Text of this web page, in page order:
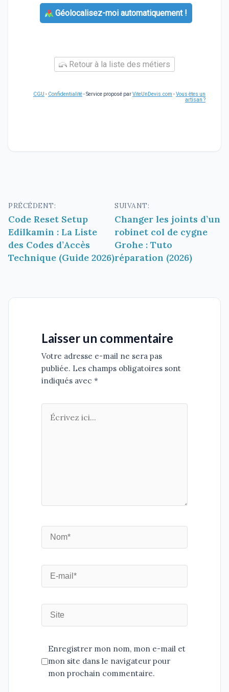
Géolocalisez-moi automatiquement !
Retour à la liste des métiers
CGU - Confidentialité- Service proposé parViteUnDevis.com -Vous êtes un
artisan ?
Navigation
de
l’article
PRÉCÉDENT:
Code Reset Setup
Edilkamin : La Liste
des Codes d’Accès
Technique (Guide 2026)
SUIVANT:
Changer les joints d’un
robinet col de cygne
Grohe : Tuto
réparation (2026)
Laisser un commentaire
Votre adresse e-mail ne sera pas
publiée. Les champs obligatoires sont
indiqués avec *
Enregistrer mon nom, mon e-mail et
mon site dans le navigateur pour
mon prochain commentaire.